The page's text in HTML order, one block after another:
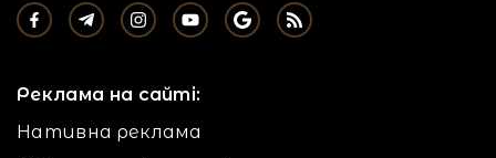
Реклама на сайті:
Нативна реклама